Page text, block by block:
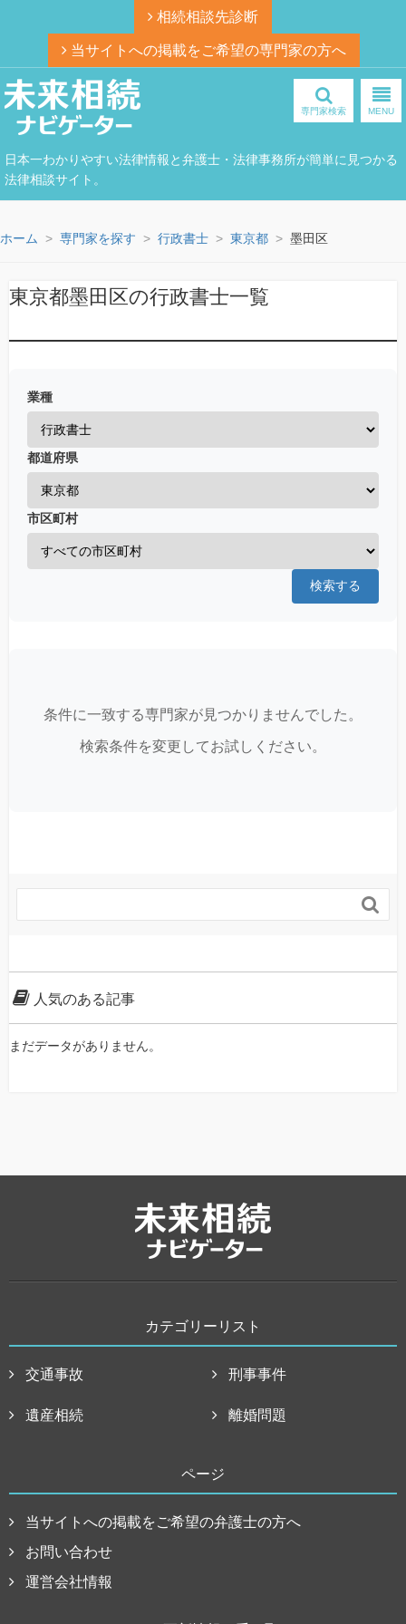
相続相談先診断
当サイトへの掲載をご希望の専門家の方へ
日本一わかりやすい法律情報と弁護士・法律事務所が簡単に見つかる
法律相談サイト。
専門家検索 MENU
ホーム 専門家を探す 行政書士 東京都 墨田区
東京都墨田区の行政書士一覧
業種
都道府県
市区町村
検索する
条件に一致する専門家が見つかりませんでした。
検索条件を変更してお試しください。

人気のある記事
まだデータがありません。
カテゴリーリスト
交通事故 刑事事件
遺産相続 離婚問題
ページ
当サイトへの掲載をご希望の弁護士の方へ
お問い合わせ
運営会社情報